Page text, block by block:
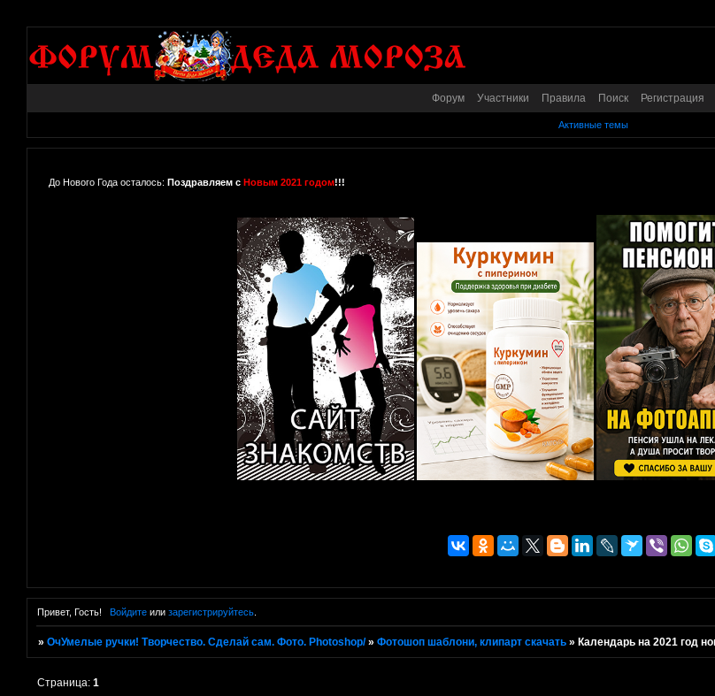
Форум Участники Правила Поиск Регистрация
Активные темы
До Нового Года осталось: Поздравляем с Новым 2021 годом!!!
Привет, Гость! Войдитеили зарегистрируйтесь.
»ОчУмелые ручки! Творчество. Сделай сам. Фото. Photoshop/ »Фотошоп шаблони, клипарт скачать » Календарь на 2021 год
Страница:1